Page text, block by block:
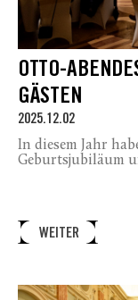
OTTO-
GÄSTEN
2025.12.02
In diesem Jahr
Geburtsjubiläum
WEITER